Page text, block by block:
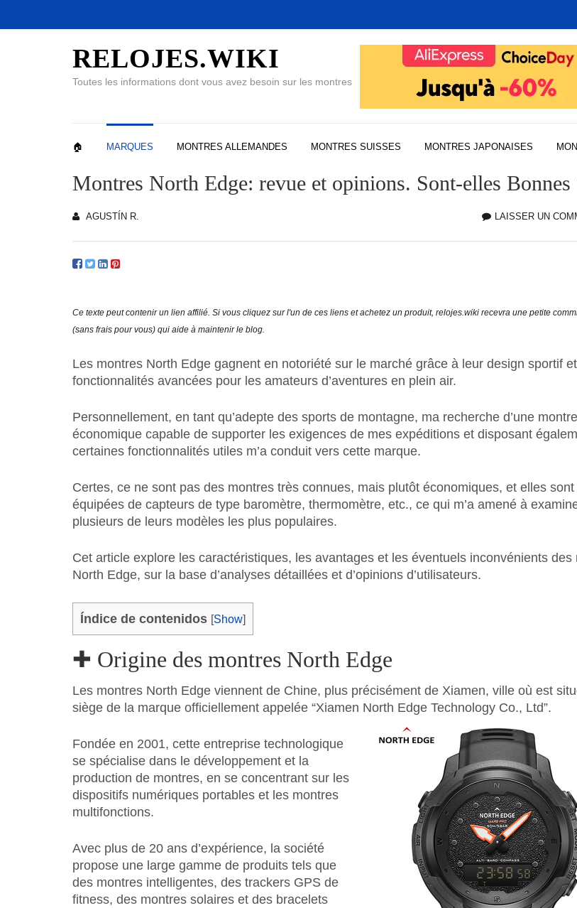
RELOJES.WIKI
Toutes les informations dont vous avez besoin sur les montres
🏠 MARQUES MONTRES ALLEMANDES MONTRES SUISSES MONTRES JAPONAISES
Montres North Edge: revue et opinions. Sont-elles Bonnes
AGUSTÍN R. LAISSER UN
Ce texte peut contenir un lien affilié. Si vous cliquez sur l'un de ces liens et achetez un produit, relojes.wiki recevra une petite
(sans frais pour vous) qui aide à maintenir le blog.
Les montres North Edge gagnent en notoriété sur le marché grâce à leur design sportif
fonctionnalités avancées pour les amateurs d’aventures en plein air.
Personnellement, en tant qu’adepte des sports de montagne, ma recherche d’une montre
économique capable de supporter les exigences de mes expéditions et disposant
certaines fonctionnalités utiles m’a conduit vers cette marque.
Certes, ce ne sont pas des montres très connues, mais plutôt économiques, et elles sont
équipées de capteurs de type baromètre, thermomètre, etc., ce qui m’a amené à
plusieurs de leurs modèles les plus populaires.
Cet article explore les caractéristiques, les avantages et les éventuels inconvénients des
North Edge, sur la base d’analyses détaillées et d’opinions d’utilisateurs.
Índice de contenidos [Show]
✚ Origine des montres North Edge
Les montres North Edge viennent de Chine, plus précisément de Xiamen, ville où est
siège de la marque officiellement appelée “Xiamen North Edge Technology Co., Ltd”.
Fondée en 2001, cette entreprise technologique
se spécialise dans le développement et la
production de montres, en se concentrant sur les
dispositifs numériques portables et les montres
multifonctions.
Avec plus de 20 ans d’expérience, la société
propose une large gamme de produits tels que
des montres intelligentes, des trackers GPS de
fitness, des montres solaires et des bracelets